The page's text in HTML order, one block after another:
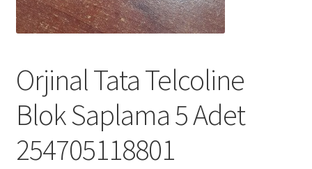
Orjinal Tata Telcoline
Blok Saplama 5 Adet
254705118801